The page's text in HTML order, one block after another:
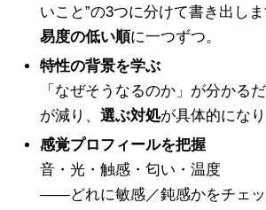
いこと”の3つに分けて書き出し
易度の低い順に一つずつ。
特性の背景を学ぶ
「なぜそうなるのか」が分かる
が減り、 選ぶ対処が具体的になり
感覚プロフィールを把握
音・光・触感・匂い・温度
——どれに敏感／鈍感かをチェッ